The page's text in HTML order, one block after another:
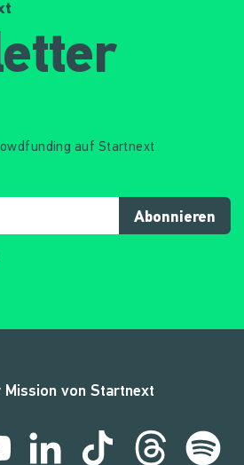
auf Startnext
Abonnieren
Mission von Startnext